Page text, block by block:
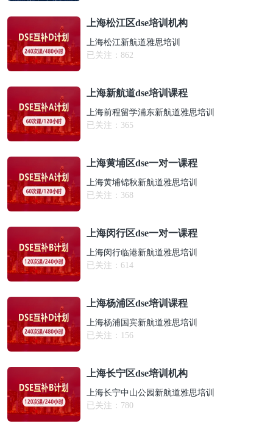
上海松江区dse培训机构
上海松江新航道雅思培训
已关注： 862
上海新航道dse培训课程
上海前程留学浦东新航道雅思培训
已关注： 365
上海黄埔区dse一对一课程
上海黄埔锦秋新航道雅思培训
已关注： 368
上海闵行区dse一对一课程
上海闵行临港新航道雅思培训
已关注： 614
上海杨浦区dse培训课程
上海杨浦国宾新航道雅思培训
已关注： 156
上海长宁区dse培训机构
上海长宁中山公园新航道雅思培训
已关注： 780